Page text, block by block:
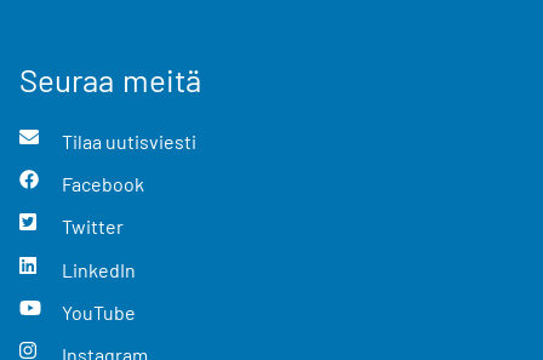
Seuraa meitä
Tilaa uutisviesti
Facebook
Twitter
LinkedIn
YouTube
Instagram